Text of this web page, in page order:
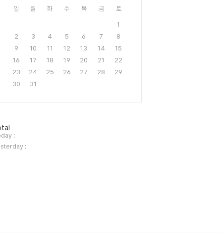
일 월 화 수 목 금 토
1
2
3 4 5 6 7
8
9
10 11 12 13 14
15
16
17 18 19 20 21
22
23
24 25 26 27 28
29
30
31
:
: